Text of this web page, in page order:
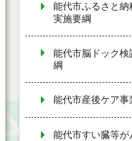
能代市ふるさと納
実施要綱
能代市脳ドック検
綱
能代市産後ケア事
能代市すい臓等が